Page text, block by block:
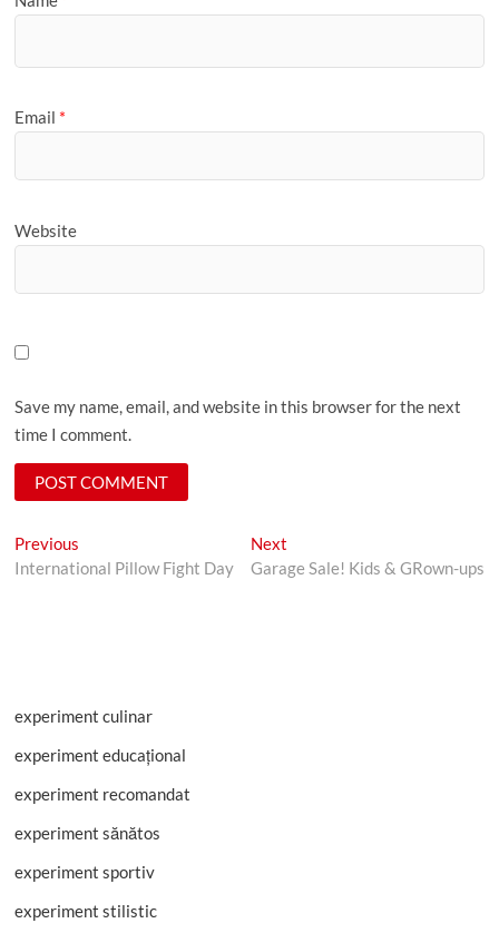
Email *
Website
Save my name, email, and website in this browser for the next
time I comment.
Post
navigation
Previous
post:
International Pillow Fight Day
NextNext
post:
Garage Sale! Kids & GRown-ups
experiment culinar
experiment educațional
experiment recomandat
experiment sănătos
experiment sportiv
experiment stilistic